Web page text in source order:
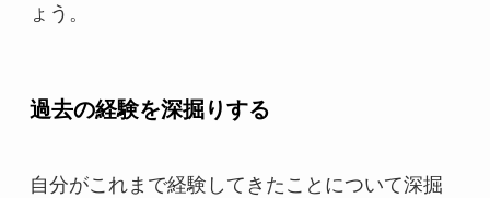
ょう。
過去の経験を深掘りする
自分がこれまで経験してきたことについて深掘